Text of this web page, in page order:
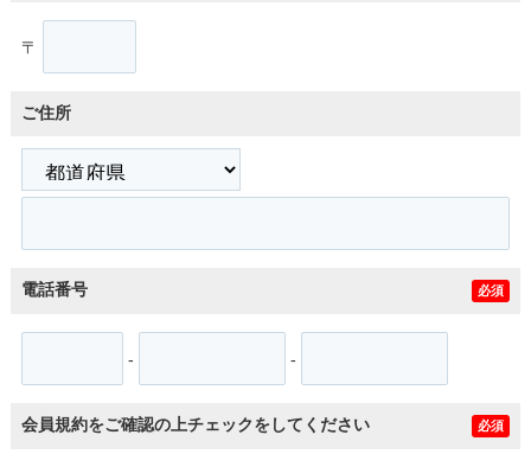
〒
ご住所
電話番号 必須
- -
会員規約をご確認の上チェックをしてください 必須